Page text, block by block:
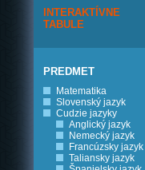
INTERAKTÍVNE
TABULE
PREDMET
Matematika
Slovenský jazyk
Cudzie jazyky
Anglický jazyk
Nemecký jazyk
Francúzsky jazyk
Taliansky jazyk